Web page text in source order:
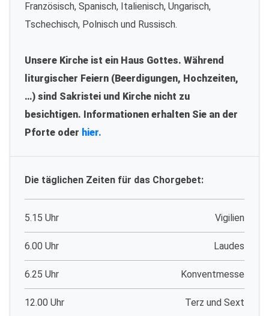
Französisch, Spanisch, Italienisch, Ungarisch,
Tschechisch, Polnisch und Russisch.
Unsere Kirche ist ein Haus Gottes. Während
liturgischer Feiern (Beerdigungen, Hochzeiten,
…) sind Sakristei und Kirche nicht zu
besichtigen. Informationen erhalten Sie an der
Pforte oder hier.
Die täglichen Zeiten für das Chorgebet:
5.15 Uhr Vigilien
6.00 Uhr Laudes
6.25 Uhr Konventmesse
12.00 Uhr Terz und Sext